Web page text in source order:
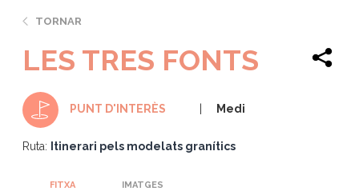
TORNAR
LES TRES FONTS
PUNT D'INTERÈS Medi
Ruta: Itinerari pels modelats granítics
FITXA IMATGES